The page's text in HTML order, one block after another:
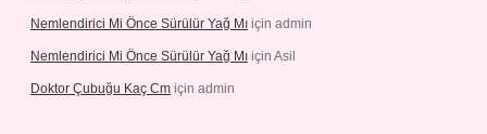
Nemlendirici Mi Önce Sürülür Yağ Mı için admin
Nemlendirici Mi Önce Sürülür Yağ Mı için Asil
Doktor Çubuğu Kaç Cm için admin